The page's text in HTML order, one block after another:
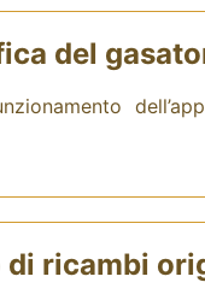
del
ricambi